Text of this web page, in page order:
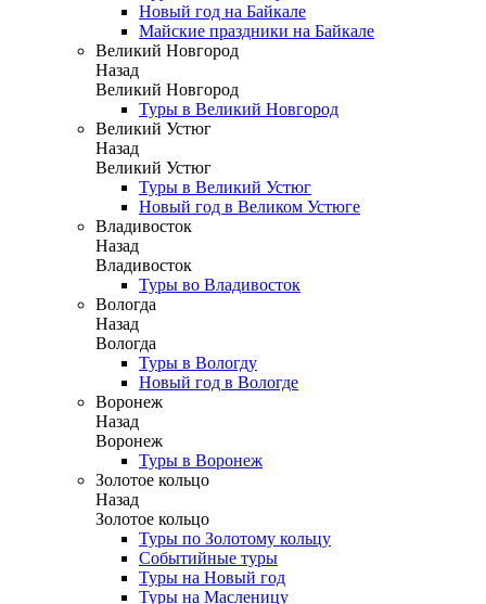
Новый год на Байкале
Майские праздники на Байкале
Великий Новгород
Назад
Великий Новгород
Туры в Великий Новгород
Великий Устюг
Назад
Великий Устюг
Туры в Великий Устюг
Новый год в Великом Устюге
Владивосток
Назад
Владивосток
Туры во Владивосток
Вологда
Назад
Вологда
Туры в Вологду
Новый год в Вологде
Воронеж
Назад
Воронеж
Туры в Воронеж
Золотое кольцо
Назад
Золотое кольцо
Туры по Золотому кольцу
Событийные туры
Туры на Новый год
Туры на Масленицу